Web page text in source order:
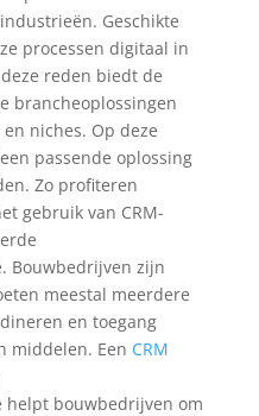
Geschikte
processen digitaal in
reden biedt de
brancheoplossingen
niches. Op deze
passende oplossing
Zo profiteren
gebruik van CRM-
Bouwbedrijven zijn
meestal meerdere
en toegang
middelen. Een CRM
helpt bouwbedrijven om